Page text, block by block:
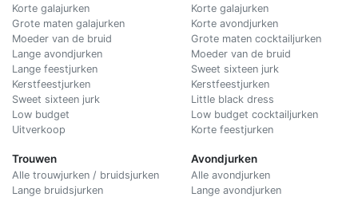
Korte galajurken
Grote maten galajurken
Moeder van de bruid
Lange avondjurken
Lange feestjurken
Kerstfeestjurken
Sweet sixteen jurk
Low budget
Uitverkoop
Trouwen
Alle trouwjurken / bruidsjurken
Lange bruidsjurken
Korte galajurken
Korte avondjurken
Grote maten cocktailjurken
Moeder van de bruid
Sweet sixteen jurk
Kerstfeestjurken
Little black dress
Low budget cocktailjurken
Korte feestjurken
Avondjurken
Alle avondjurken
Lange avondjurken